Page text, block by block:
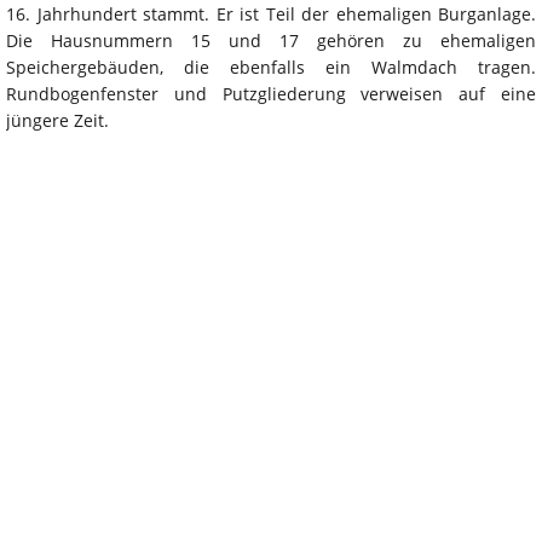
16. Jahrhundert stammt. Er ist Teil der ehemaligen Burganlage.
Die Hausnummern 15 und 17 gehören zu ehemaligen
Speichergebäuden, die ebenfalls ein Walmdach tragen.
Rundbogenfenster und Putzgliederung verweisen auf eine
jüngere Zeit.